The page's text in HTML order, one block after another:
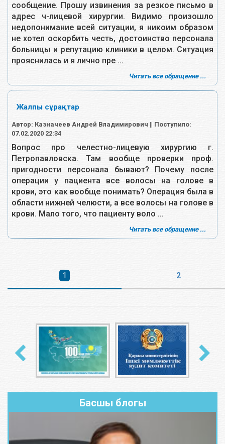
сообщение. Прошу извинения за резкое письмо в
адрес ч-лицевой хирургии. Видимо произошло
недопонимание всей ситуации, я никоим образом
не хотел оскорбить честь, достоинство персонала
больницы и репутацию клиники в целом. Ситуация
прояснилась и я лично пре ...
Читать все обращение ...
Жалпы сұрақтар
Автор: Казначеев Андрей Владимирович || Поступило:
07.02.2020 22:34
Вопрос про челестно-лицевую хирургию г.
Петропавловска. Там вообще проверки проф.
пригодности персонала бывают? Почему после
операции у пациента все волосы на голове в
крови, это как вообще понимать? Операция была в
области нижней челюсти, а все волосы на голове в
крови. Мало того, что пациенту воло ...
Читать все обращение ...
1 2
Басшы блогы